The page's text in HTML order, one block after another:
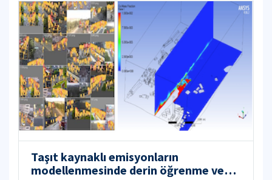
Taşıt kaynaklı emisyonların
modellenmesinde derin öğrenme ve